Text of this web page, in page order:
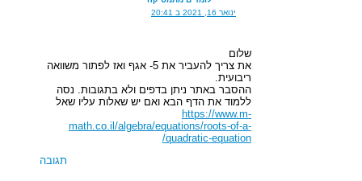
ינואר 16, 2021 ב 20:41
שלום
את צריך להעביר את 5- אגף ואז לפתור משוואה
ריבועית.
ההסבר באתר ניתן בדפים ולא בתגובות. נסה
ללמוד את הדף הבא ואם יש שאלות עליו שאל
https://www.m-
math.co.il/algebra/equations/roots-of-a-
quadratic-equation/
תגובה